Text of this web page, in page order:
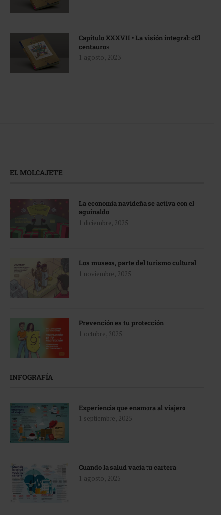
Capítulo XXXVII • La visión integral: «El
centauro»
1 agosto, 2023
EL MOLCAJETE
La economía navideña se activa con el
aguinaldo
1 diciembre, 2025
Los museos, parte del turismo cultural
1 noviembre, 2025
Prevención es tu protección
1 octubre, 2025
INFOGRAFÍA
Experiencia que enamora al viajero
1 septiembre, 2025
Cuando la salud vacía tu cartera
1 agosto, 2025